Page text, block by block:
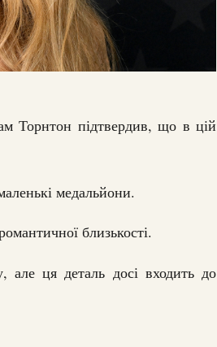
Торнтон підтвердив, що в цій
медальйони.
близькості.
ця деталь досі входить до